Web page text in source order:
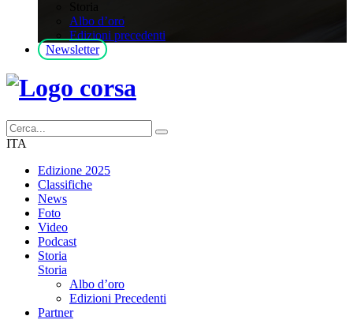
Albo d’oro
Edizioni precedenti
Newsletter
ITA
Edizione 2025
Classifiche
News
Foto
Video
Podcast
Storia
Storia
Albo d’oro
Edizioni Precedenti
Partner